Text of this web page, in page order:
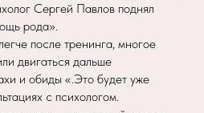
Сергей Павлов поднял
рода».
после тренинга, многое
двигаться дальше
и обиды «.Это будет уже
с психологом.